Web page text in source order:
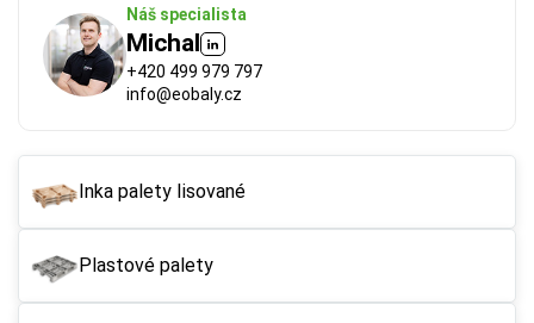
Náš specialista
Michal
+420 499 979 797
info@eobaly.cz
Inka palety lisované
Plastové palety